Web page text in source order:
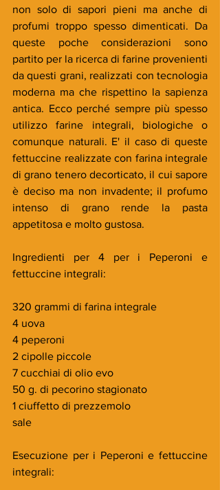
non solo di sapori pieni ma anche di
profumi troppo spesso dimenticati. Da
queste poche considerazioni sono
partito per la ricerca di farine provenienti
da questi grani, realizzati con tecnologia
moderna ma che rispettino la sapienza
antica. Ecco perché sempre più spesso
utilizzo farine integrali, biologiche o
comunque naturali. E' il caso di queste
fettuccine realizzate con farina integrale
di grano tenero decorticato, il cui sapore
è deciso ma non invadente; il profumo
intenso di grano rende la pasta
appetitosa e molto gustosa.
Ingredienti per 4 per i Peperoni e
fettuccine integrali:
320 grammi di farina integrale
4 uova
4 peperoni
2 cipolle piccole
7 cucchiai di olio evo
50 g. di pecorino stagionato
1 ciuffetto di prezzemolo
sale
Esecuzione per i Peperoni e fettuccine
integrali: